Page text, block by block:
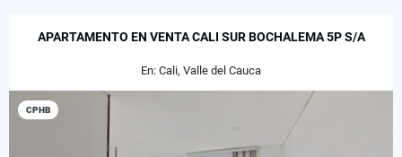
APARTAMENTO EN VENTA CALI SUR BOCHALEMA 5P S/A
En: Cali, Valle del Cauca
CPHB